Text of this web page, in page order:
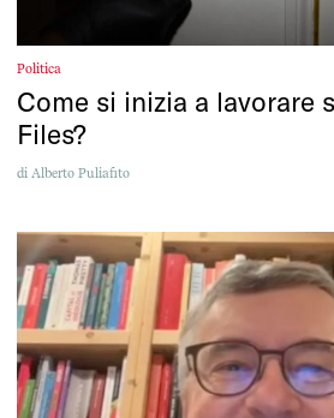
Politica
Come si inizia a lavorare
Files?
di Alberto Puliafito